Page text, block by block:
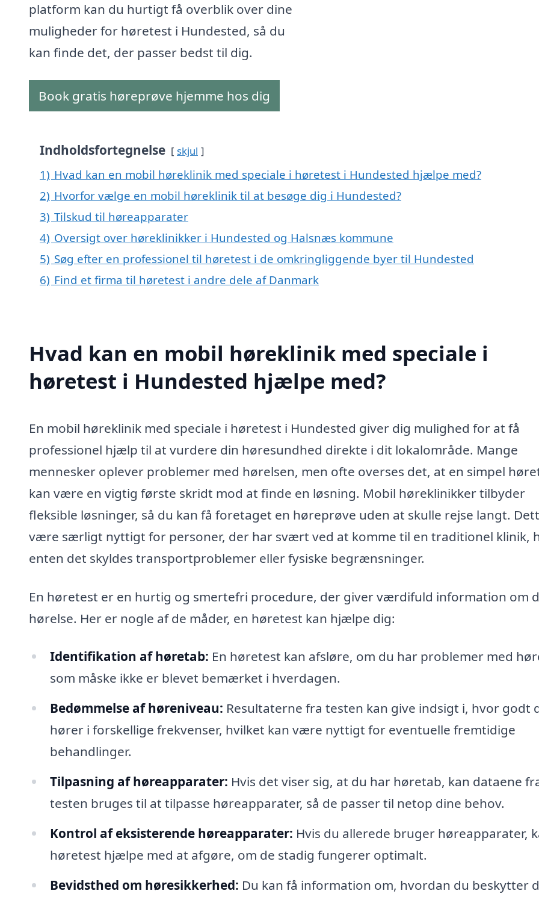
platform kan du hurtigt få overblik over dine
muligheder for høretest i Hundested, så du
kan finde det, der passer bedst til dig.
Book gratis høreprøve hjemme hos dig
Indholdsfortegnelse skjul
1) Hvad kan en mobil høreklinik med speciale i høretest i Hundested hjælpe med?
2) Hvorfor vælge en mobil høreklinik til at besøge dig i Hundested?
3) Tilskud til høreapparater
4) Oversigt over høreklinikker i Hundested og Halsnæs kommune
5) Søg efter en professionel til høretest i de omkringliggende byer til Hundested
6) Find et firma til høretest i andre dele af Danmark
Hvad kan en mobil høreklinik med speciale i
høretest i Hundested hjælpe med?
En mobil høreklinik med speciale i høretest i Hundested giver dig mulighed for at få
professionel hjælp til at vurdere din høresundhed direkte i dit lokalområde. Mange
mennesker oplever problemer med hørelsen, men ofte overses det, at en simpel
kan være en vigtig første skridt mod at finde en løsning. Mobil høreklinikker tilbyder
fleksible løsninger, så du kan få foretaget en høreprøve uden at skulle rejse langt.
være særligt nyttigt for personer, der har svært ved at komme til en traditionel klinik,
enten det skyldes transportproblemer eller fysiske begrænsninger.
En høretest er en hurtig og smertefri procedure, der giver værdifuld information om
hørelse. Her er nogle af de måder, en høretest kan hjælpe dig:
Identifikation af høretab: En høretest kan afsløre, om du har problemer med
som måske ikke er blevet bemærket i hverdagen.
Bedømmelse af høreniveau: Resultaterne fra testen kan give indsigt i, hvor godt
hører i forskellige frekvenser, hvilket kan være nyttigt for eventuelle fremtidige
behandlinger.
Tilpasning af høreapparater: Hvis det viser sig, at du har høretab, kan dataene
testen bruges til at tilpasse høreapparater, så de passer til netop dine behov.
Kontrol af eksisterende høreapparater: Hvis du allerede bruger høreapparater,
høretest hjælpe med at afgøre, om de stadig fungerer optimalt.
Bevidsthed om høresikkerhed: Du kan få information om, hvordan du beskytter